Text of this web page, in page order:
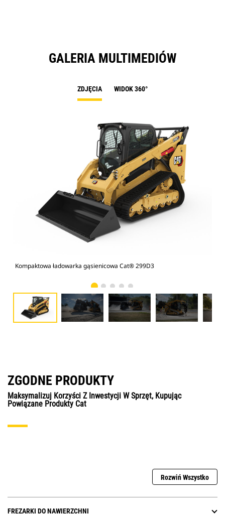
GALERIA MULTIMEDIÓW
ZDJĘCIA WIDOK 360°
Kompaktowa ładowarka gąsienicowa Cat® 299D3
ZGODNE PRODUKTY
Maksymalizuj Korzyści Z Inwestycji W Sprzęt, Kupując
Powiązane Produkty Cat
Rozwiń Wszystko
FREZARKI DO NAWIERZCHNI